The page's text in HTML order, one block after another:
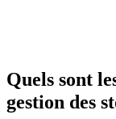
Quels sont
gestion des